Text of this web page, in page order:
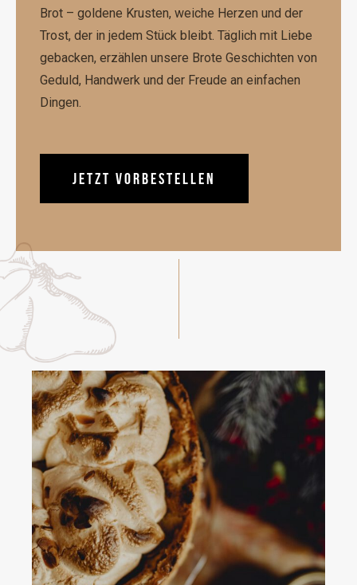
Brot – goldene Krusten, weiche Herzen und der
Trost, der in jedem Stück bleibt. Täglich mit Liebe
gebacken, erzählen unsere Brote Geschichten von
Geduld, Handwerk und der Freude an einfachen
Dingen.
JETZT VORBESTELLEN